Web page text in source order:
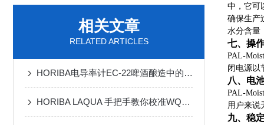
相关文章
RELATED ARTICLES
HORIBA电导率计EC-22啤酒酿造中的水质检查
HORIBA LAQUA 手把手教你校准WQ-300离子
中，它可
确保生产
水分含量
七、操
PAL-
闭电源以
八、电
PAL-
用户来说
九、稳